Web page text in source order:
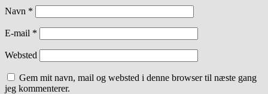
Navn *
E-mail *
Websted
Gem mit navn, mail og websted i denne browser til næste gang
jeg kommenterer.